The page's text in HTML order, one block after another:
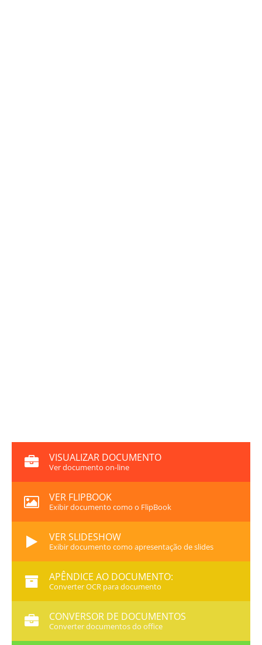
VISUALIZAR DOCUMENTO
Ver documento on-line
VER FLIPBOOK
Exibir documento como o FlipBook
VER SLIDESHOW
Exibir documento como apresentação de slides
APÊNDICE AO DOCUMENTO:
Converter OCR para documento
CONVERSOR DE DOCUMENTOS
Converter documentos do office